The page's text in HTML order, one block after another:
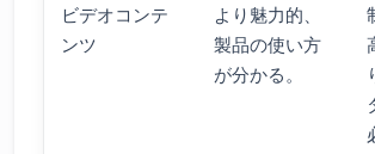
ビデオコンテ
ンツ
より魅力的、
製品の使い方
が分かる。